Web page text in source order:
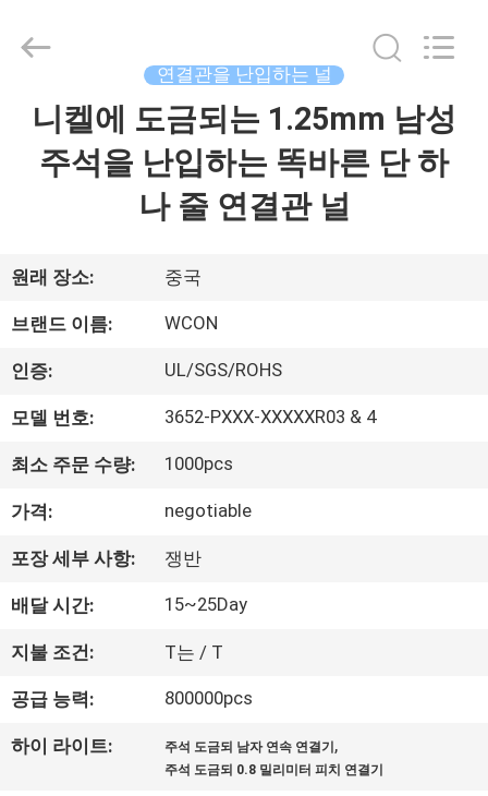
회
사
소
공
장
여
행
품
ELECTRONICS
연결관을 난입하는 널
니켈에 도금되는 1.25mm 남성
주석을 난입하는 똑바른 단 하
나 줄 연결관 널
원래 장소: 중국
브랜드 이름: WCON
인증: UL/SGS/ROHS
모델 번호: 3652-PXXX-XXXXXR03 & 4
최소 주문 수량: 1000pcs
가격: negotiable
포장 세부 사항: 쟁반
배달 시간: 15~25Day
지불 조건: T는 / T
공급 능력: 800000pcs
하이 라이트: 주석 도금되 남자 연속 연결기 ,
주석 도금되 0.8 밀리미터 피치 연결기